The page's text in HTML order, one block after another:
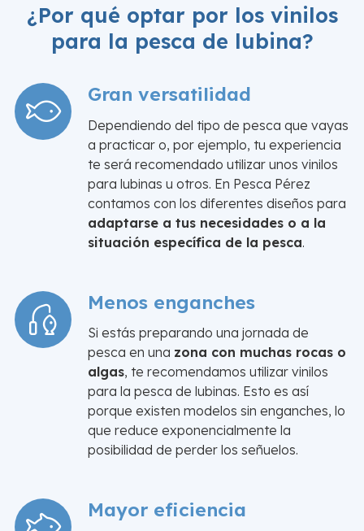
¿Por qué optar por los vinilos
para la pesca de lubina?
Gran versatilidad
Dependiendo del tipo de pesca que vayas
a practicar o, por ejemplo, tu experiencia
te será recomendado utilizar unos vinilos
para lubinas u otros. En Pesca Pérez
contamos con los diferentes diseños para
adaptarse a tus necesidades o a la
situación específica de la pesca.
Menos enganches
Si estás preparando una jornada de
pesca en una zona con muchas rocas o
algas, te recomendamos utilizar vinilos
para la pesca de lubinas. Esto es así
porque existen modelos sin enganches, lo
que reduce exponencialmente la
posibilidad de perder los señuelos.
Mayor eficiencia